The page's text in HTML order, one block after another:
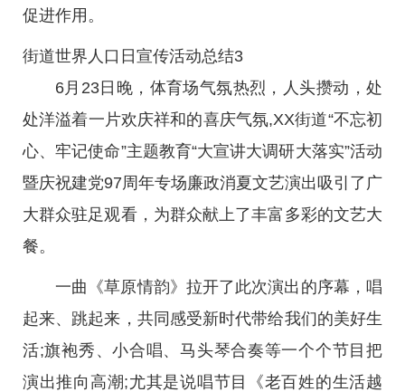
促进作用。
街道世界人口日宣传活动总结3
6月23日晚，体育场气氛热烈，人头攒动，处
处洋溢着一片欢庆祥和的喜庆气氛,XX街道“不忘初
心、牢记使命”主题教育“大宣讲大调研大落实”活动
暨庆祝建党97周年专场廉政消夏文艺演出吸引了广
大群众驻足观看，为群众献上了丰富多彩的文艺大
餐。
一曲《草原情韵》拉开了此次演出的序幕，唱
起来、跳起来，共同感受新时代带给我们的美好生
活;旗袍秀、小合唱、马头琴合奏等一个个节目把
演出推向高潮;尤其是说唱节目《老百姓的生活越